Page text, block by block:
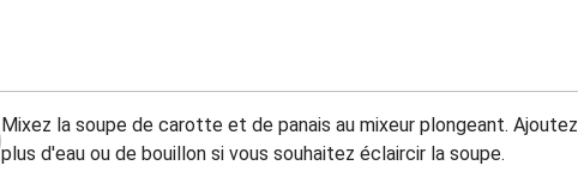
Mixez la soupe de carotte et de panais au mixeur plongeant. Ajoutez
plus d'eau ou de bouillon si vous souhaitez éclaircir la soupe.